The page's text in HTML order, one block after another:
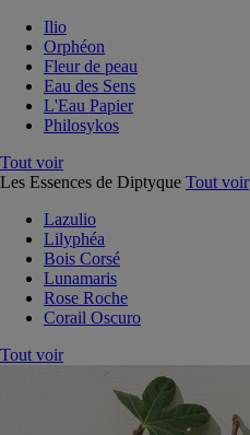
Ilio
Orphéon
Fleur de peau
Eau des Sens
L'Eau Papier
Philosykos
Tout voir
Les Essences de Diptyque Tout voir
Lazulio
Lilyphéa
Bois Corsé
Lunamaris
Rose Roche
Corail Oscuro
Tout voir